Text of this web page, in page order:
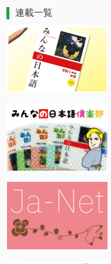
連載一覧